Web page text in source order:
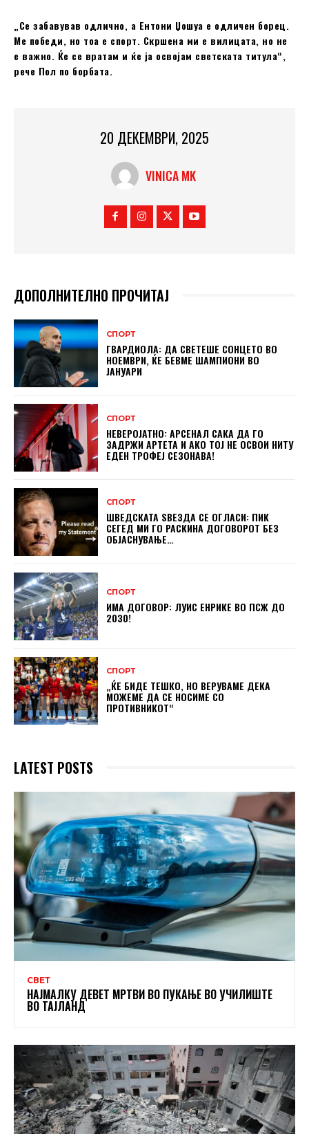
„Се забавував одлично, а Ентони Џошуа е одличен борец.
Ме победи, но тоа е спорт. Скршена ми е вилицата, но не
е важно. Ќе се вратам и ќе ја освојам светската титула“,
рече Пол по борбата.
20 ДЕКЕМВРИ, 2025
VINICA MK
ДОПОЛНИТЕЛНО ПРОЧИТАЈ
СПОРТ
ГВАРДИОЛА: ДА СВЕТЕШЕ СОНЦЕТО ВО
НОЕМВРИ, ЌЕ БЕВМЕ ШАМПИОНИ ВО
ЈАНУАРИ
СПОРТ
НЕВЕРОЈАТНО: АРСЕНАЛ САКА ДА ГО
ЗАДРЖИ АРТЕТА И АКО ТОЈ НЕ ОСВОИ НИТУ
ЕДЕН ТРОФЕЈ СЕЗОНАВА!
СПОРТ
ШВЕДСКАТА ЅВЕЗДА СЕ ОГЛАСИ: ПИК
СЕГЕД МИ ГО РАСКИНА ДОГОВОРОТ БЕЗ
ОБЈАСНУВАЊЕ…
СПОРТ
ИМА ДОГОВОР: ЛУИС ЕНРИКЕ ВО ПСЖ ДО
2030!
СПОРТ
„ЌЕ БИДЕ ТЕШКО, НО ВЕРУВАМЕ ДЕКА
МОЖЕМЕ ДA СЕ НОСИМЕ СО
ПРОТИВНИКОТ“
LATEST POSTS
СВЕТ
НАЈМАЛКУ ДЕВЕТ МРТВИ ВО ПУКАЊЕ ВО УЧИЛИШТЕ
ВО ТАЈЛАНД